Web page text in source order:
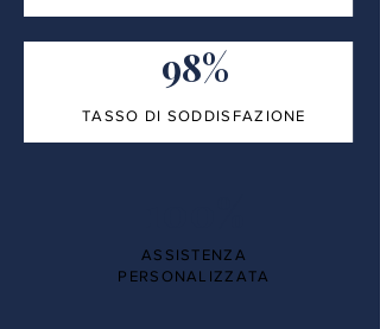
98%
TASSO DI SODDISFAZIONE
ASSISTENZA
PERSONALIZZATA